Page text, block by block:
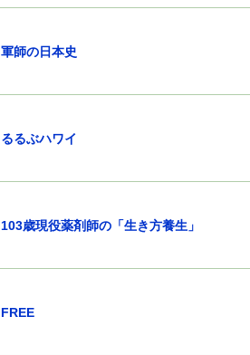
軍師の日本史
るるぶハワイ
103歳現役薬剤師の「生き方養生」
FREE